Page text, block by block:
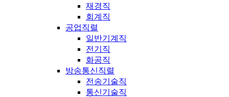
재경직
회계직
공업직렬
일반기계직
전기직
화공직
방송통신직렬
전송기술직
통신기술직